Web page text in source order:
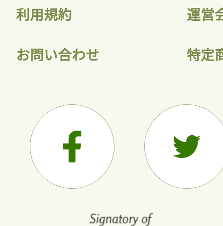
利用規約 運営
お問い合わせ 特定